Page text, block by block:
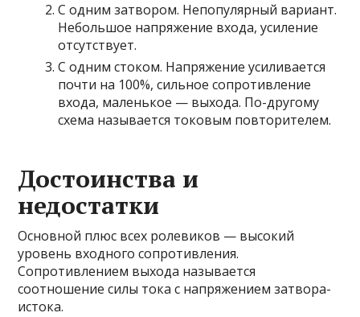
С одним затвором. Непопулярный вариант.
Небольшое напряжение входа, усиление
отсутствует.
С одним стоком. Напряжение усиливается
почти на 100%, сильное сопротивление
входа, маленькое — выхода. По-другому
схема называется токовым повторителем.
Достоинства и
недостатки
Основной плюс всех ролевиков — высокий
уровень входного сопротивления.
Сопротивлением выхода называется
соотношение силы тока с напряжением затвора-
истока.